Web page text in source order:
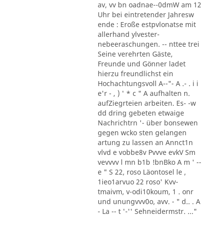
av, vv bn oadnae--0dmW am 12
Uhr bei eintretender Jahresw
ende : Eroße estpvlonatse mit
allerhand ylvester-
nebeeraschungen. -- nttee trei
Seine verehrten Gäste,
Freunde und Gönner ladet
hierzu freundlichst ein
Hochachtungsvoll A--"- A .- . i i
e'r - , ) ' * c " A aufhalten n.
aufZiegrteien arbeiten. Es- -w
dd dring gebeten etwaige
Nachrichtrn '- über bonsewen
gegen wcko sten gelangen
artung zu lassen an Annct1n
vlvd e vobbe8v Pvvve evkV Sm
vevvvv l mn b1b !bnBko A m ' --
e " S 22, roso Läontosel le ,
1ieo1arvuo 22 roso' Kvv-
tmaivm, v-odi10koum, 1 . onr
und unungvvv0o, avv. - " d.. . A
- La -- t '-'' Sehneidermstr. ..."